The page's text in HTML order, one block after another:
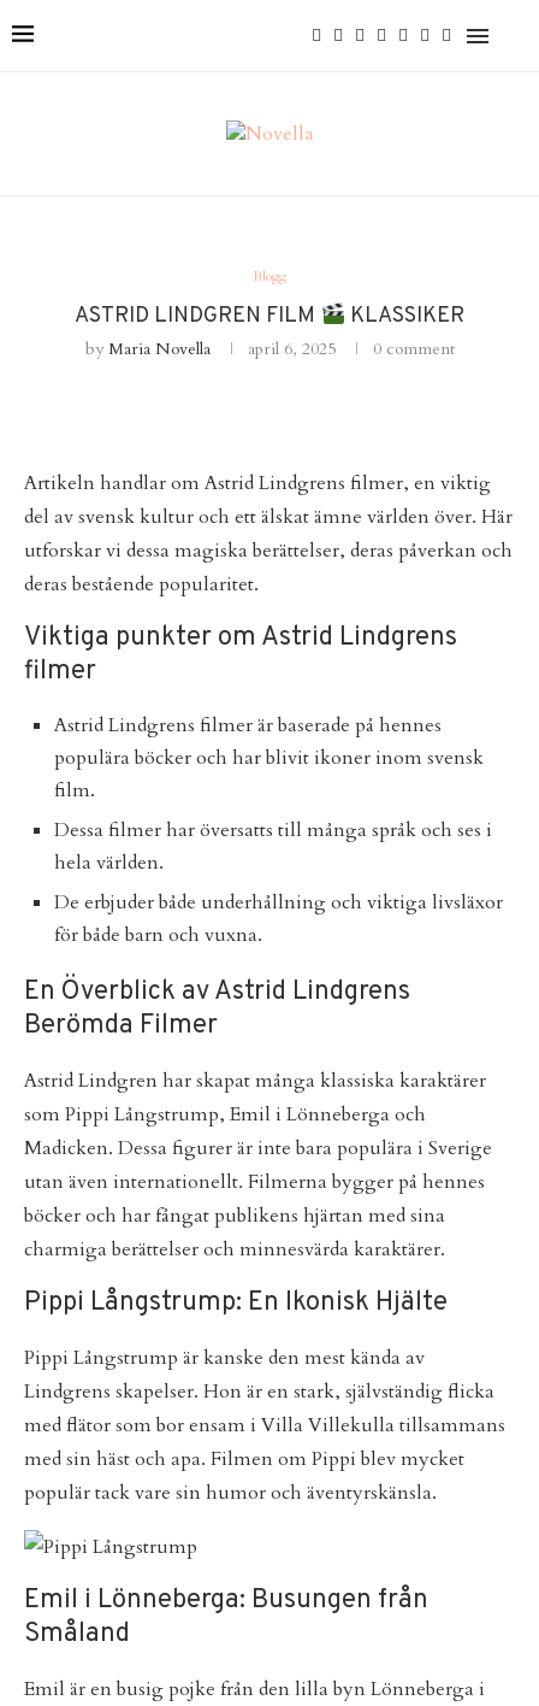
Blogg
ASTRID LINDGREN FILM KLASSIKER
byMaria Novella april 6, 2025 0 comment
Artikeln handlar om Astrid Lindgrens filmer, en viktig
del av svensk kultur och ett älskat ämne världen över. Här
utforskar vi dessa magiska berättelser, deras påverkan och
deras bestående popularitet.
Viktiga punkter om Astrid Lindgrens
filmer
Astrid Lindgrens filmer är baserade på hennes
populära böcker och har blivit ikoner inom svensk
film.
Dessa filmer har översatts till många språk och ses i
hela världen.
De erbjuder både underhållning och viktiga livsläxor
för både barn och vuxna.
En Överblick av Astrid Lindgrens
Berömda Filmer
Astrid Lindgren har skapat många klassiska karaktärer
som Pippi Långstrump, Emil i Lönneberga och
Madicken. Dessa figurer är inte bara populära i Sverige
utan även internationellt. Filmerna bygger på hennes
böcker och har fångat publikens hjärtan med sina
charmiga berättelser och minnesvärda karaktärer.
Pippi Långstrump: En Ikonisk Hjälte
Pippi Långstrump är kanske den mest kända av
Lindgrens skapelser. Hon är en stark, självständig flicka
med flätor som bor ensam i Villa Villekulla tillsammans
med sin häst och apa. Filmen om Pippi blev mycket
populär tack vare sin humor och äventyrskänsla.
Emil i Lönneberga: Busungen från
Småland
Emil är en busig pojke från den lilla byn Lönneberga i